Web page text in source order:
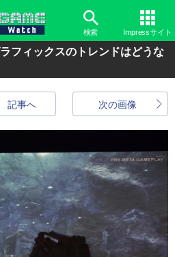
検索 Impressサイト
フィックスのトレンドはどうな
次の画像
記事へ